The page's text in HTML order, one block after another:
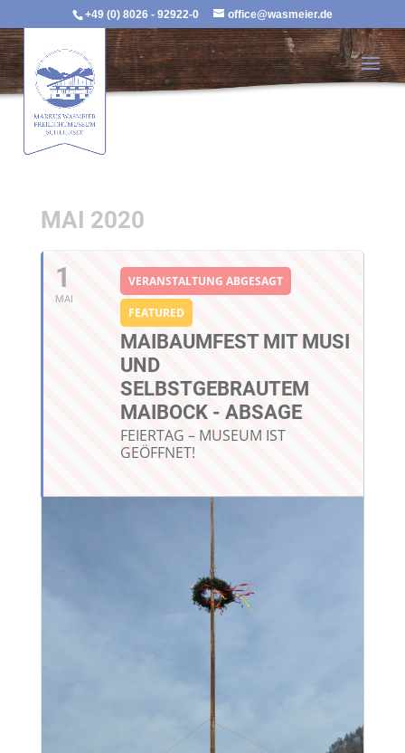
+49 (0) 8026 - 92922-0 office@wasmeier.de
MAI 2020
1
MAI
VERANSTALTUNG ABGESAGT
FEATURED
MAIBAUMFEST MIT MUSI
UND
SELBSTGEBRAUTEM
MAIBOCK - ABSAGE
FEIERTAG – MUSEUM IST
GEÖFFNET!